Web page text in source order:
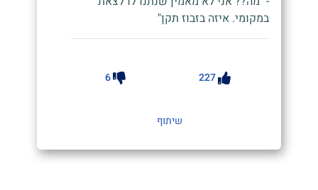
במקומי. איזה בזבוז תקן"
227
6
שיתוף